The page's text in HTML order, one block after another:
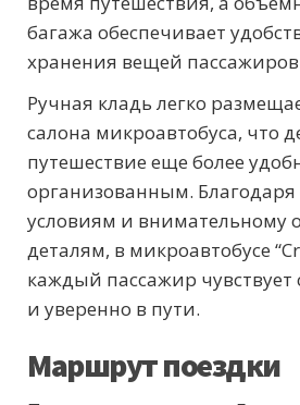
багажа обеспечивает
хранения вещей
Ручная кладь легко
салона микроавтобуса, что
путешествие еще более
организованным.
условиям и внимательному
деталям, в микроавтобусе
каждый пассажир чувствует
и уверенно в пути.
Маршрут поездки